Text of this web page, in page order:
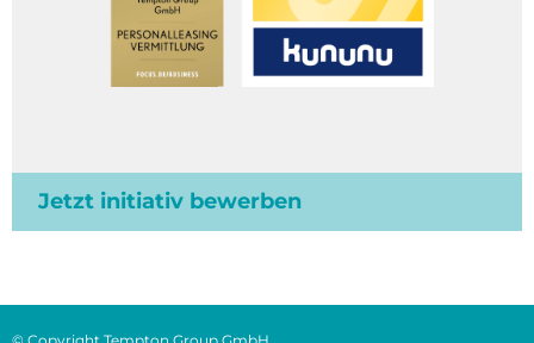
Jetzt initiativ bewerben